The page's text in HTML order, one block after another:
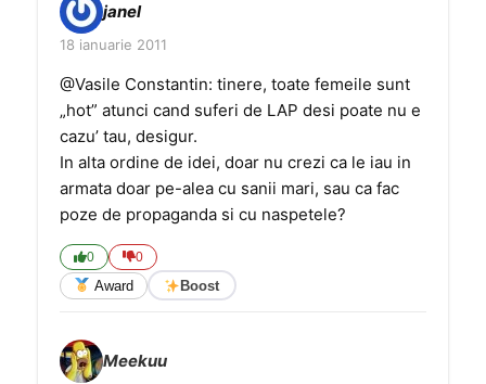
janel
18 ianuarie 2011
@Vasile Constantin: tinere, toate femeile sunt
„hot” atunci cand suferi de LAP desi poate nu e
cazu’ tau, desigur.
In alta ordine de idei, doar nu crezi ca le iau in
armata doar pe-alea cu sanii mari, sau ca fac
poze de propaganda si cu naspetele?
0 0
Award Boost
Meekuu